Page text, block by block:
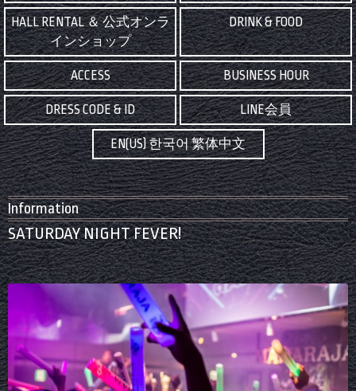
HALL RENTAL ＆ 公式オンラ
インショップ
DRINK & FOOD
ACCESS BUSINESS HOUR
DRESS CODE & ID LINE会員
EN(US) 한국어 繁体中文
Information
SATURDAY NIGHT FEVER!